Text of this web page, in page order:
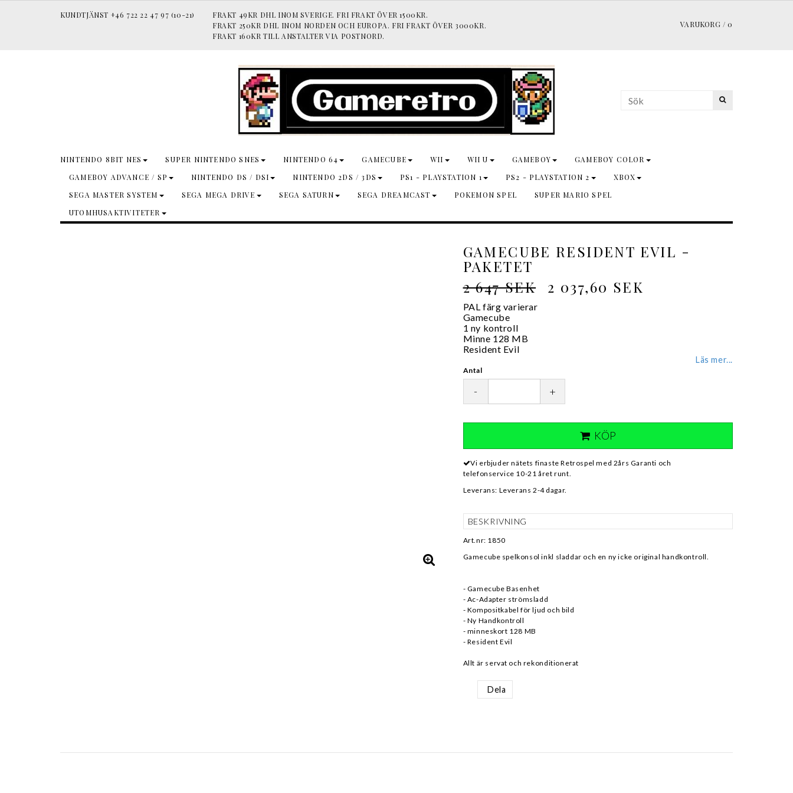
KUNDTJÄNST +46 722 22 47 97 (10-21)
FRAKT 49KR DHL INOM SVERIGE. FRI FRAKT ÖVER 1500KR.
FRAKT 250KR DHL INOM NORDEN OCH EUROPA. FRI FRAKT ÖVER 3000KR.
FRAKT 160KR TILL ANSTALTER VIA POSTNORD.
VARUKORG / 0
NINTENDO 8BIT NES SUPER NINTENDO SNES NINTENDO 64 GAMECUBE WII WII U GAMEBOY
GAMEBOY COLOR
GAMEBOY ADVANCE / SP
NINTENDO DS / DSI NINTENDO 2DS / 3DS PS1 - PLAYSTATION 1 PS2 - PLAYSTATION 2
XBOX
SEGA MASTER SYSTEM
SEGA MEGA DRIVE SEGA SATURN SEGA DREAMCAST POKEMON SPEL
SUPER MARIO SPEL
UTOMHUSAKTIVITETER
GAMECUBE RESIDENT EVIL -
PAKETET
2 647 SEK
2 037,60 SEK
PAL färg varierar
Gamecube
1 ny kontroll
Minne 128 MB
Resident Evil
Läs mer...
Antal
- +
KÖP
Vi erbjuder nätets finaste Retrospel med 2års Garanti och
telefonservice 10-21 året runt.
Leverans: Leverans 2-4 dagar.
BESKRIVNING
Art.nr: 1850
Gamecube spelkonsol inkl sladdar och en ny icke original handkontroll.
- Gamecube Basenhet
- Ac-Adapter strömsladd
- Kompositkabel för ljud och bild
- Ny Handkontroll
- minneskort 128 MB
- Resident Evil
Allt är servat och rekonditionerat
Dela